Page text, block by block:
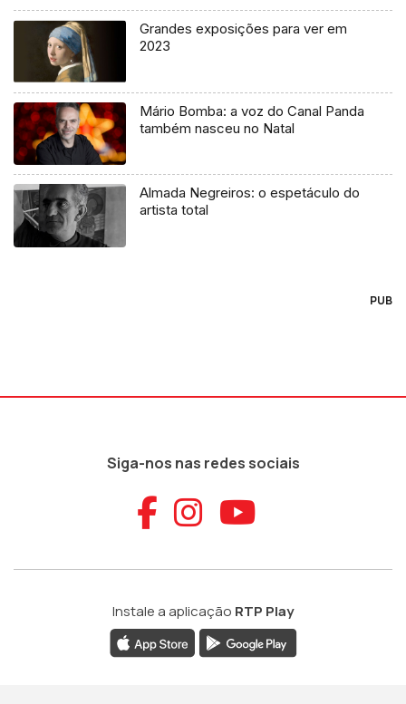
Grandes exposições para ver em
2023
Mário Bomba: a voz do Canal Panda
também nasceu no Natal
Almada Negreiros: o espetáculo do
artista total
PUB
Siga-nos nas redes sociais
Aceder ao
Aceder ao
Aceder
Instale a aplicação RTP Play